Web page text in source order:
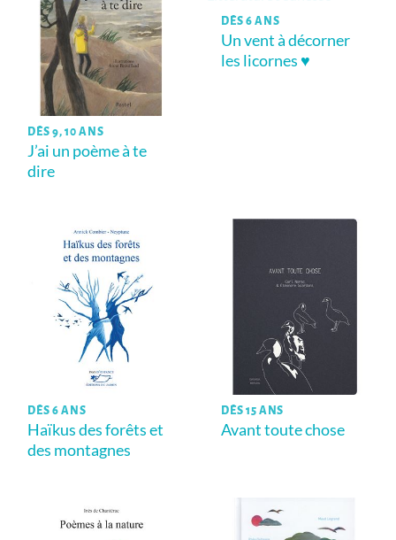
DÈS 9, 10 ANS
J’ai un poème à te
dire
DÈS 6 ANS
Un vent à décorner
les licornes ♥
DÈS 6 ANS
Haïkus des forêts et
des montagnes
DÈS 15 ANS
Avant toute chose